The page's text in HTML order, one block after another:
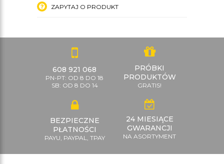
ZAPYTAJ O PRODUKT
608 921 068
PN-PT: OD 8 DO 18
SB: OD 8 DO 14
PRÓBKI
PRODUKTÓW
GRATIS!
BEZPIECZNE
PŁATNOŚCI
PAYU, PAYPAL, TPAY
24 MIESIĄCE
GWARANCJI
NA ASORTYMENT